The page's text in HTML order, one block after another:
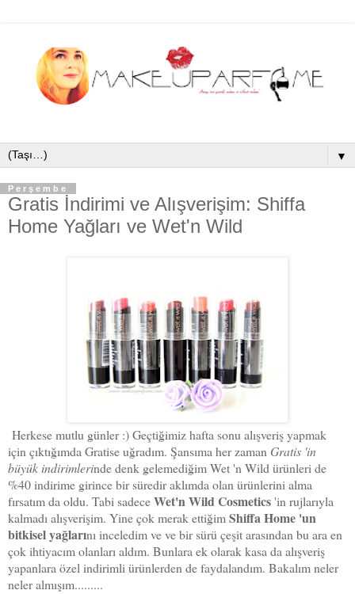
▼
Perşembe
Gratis İndirimi ve Alışverişim: Shiffa
Home Yağları ve Wet'n Wild
Herkese mutlu günler :) Geçtiğimiz hafta sonu alışveriş yapmak
için çıktığımda Gratise uğradım. Şansıma her zaman Gratis 'in
büyük indirimlerinde denk gelemediğim Wet 'n Wild ürünleri de
%40 indirime girince bir süredir aklımda olan ürünlerini alma
fırsatım da oldu. Tabi sadeceWet'n Wild Cosmetics'in rujlarıyla
kalmadı alışverişim. Yine çok merak ettiğimShiffa Home 'un
bitkisel yağlarını inceledim ve ve bir sürü çeşit arasından bu ara en
çok ihtiyacım olanları aldım. Bunlara ek olarak kasa da alışveriş
yapanlara özel indirimli ürünlerden de faydalandım. Bakalım neler
neler almışım.........